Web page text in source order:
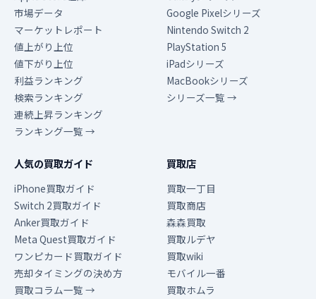
市場データ
マーケットレポート
値上がり上位
値下がり上位
利益ランキング
検索ランキング
連続上昇ランキング
ランキング一覧 →
Google Pixelシリーズ
Nintendo Switch 2
PlayStation 5
iPadシリーズ
MacBookシリーズ
シリーズ一覧 →
人気の買取ガイド
iPhone買取ガイド
Switch 2買取ガイド
Anker買取ガイド
Meta Quest買取ガイド
ワンピカード買取ガイド
売却タイミングの決め方
買取コラム一覧 →
買取店
買取一丁目
買取商店
森森買取
買取ルデヤ
買取wiki
モバイル一番
買取ホムラ